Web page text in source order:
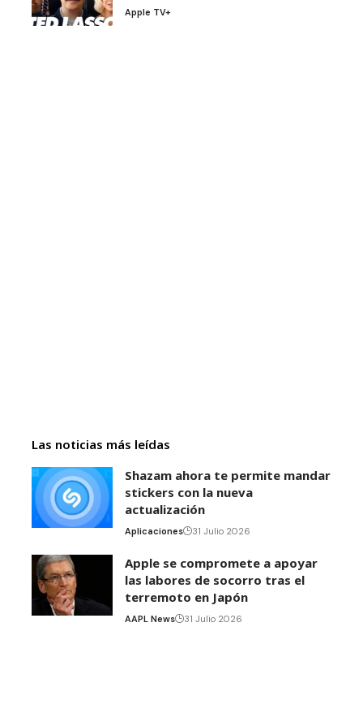
Apple TV+
Las noticias más leídas
Shazam ahora te permite mandar
stickers con la nueva
actualización
Aplicaciones 31 Julio 2026
Apple se compromete a apoyar
las labores de socorro tras el
terremoto en Japón
AAPL News 31 Julio 2026